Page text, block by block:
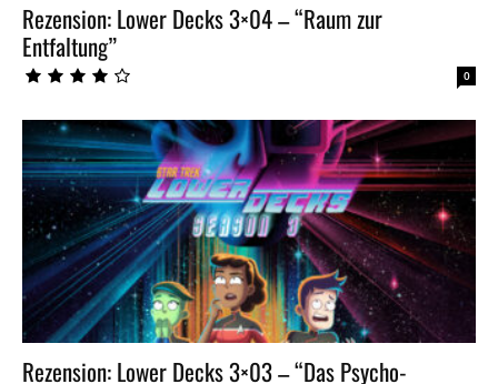
Rezension: Lower Decks 3×04 – “Raum zur
Entfaltung”
0
Rezension: Lower Decks 3×03 – “Das Psycho-